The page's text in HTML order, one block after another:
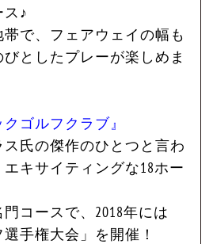
♪
で、フェアウェイの幅も
としたプレーが楽しめま
ゴルフクラブ』
氏の傑作のひとつと言わ
キサイティングな18ホー
コースで、2018年には
選手権大会」を開催！